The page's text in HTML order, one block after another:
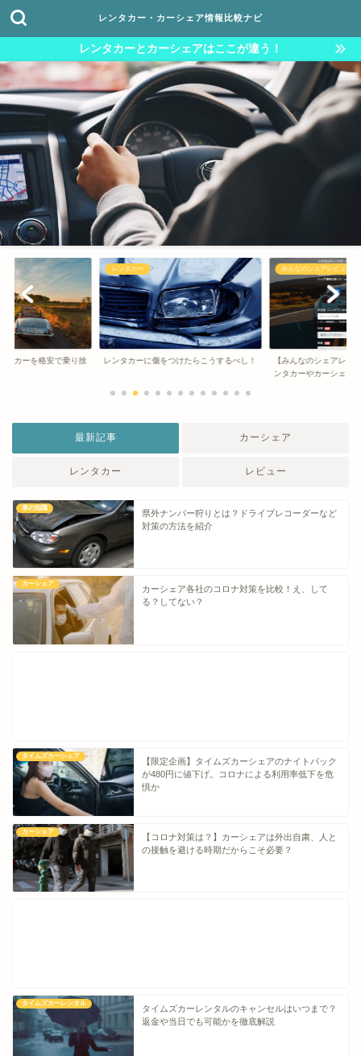
レンタカー・カーシェア情報比較ナビ
レンタカーとカーシェアはここが違う！
タカーを格安で乗り捨
レンタカー
レンタカーに傷をつけたらこうするべし！
みんなのシェアレビュー
【みんなのシェアレビ
ンタカーやカーシェ...
最新記事 カーシェア
レンタカー レビュー
車の知識
県外ナンバー狩りとは？ドライブレコーダーなど
対策の方法を紹介
カーシェア
カーシェア各社のコロナ対策を比較！え、して
る？してない？
タイムズカーシェア
【限定企画】タイムズカーシェアのナイトパック
が480円に値下げ。コロナによる利用率低下を危
惧か
カーシェア
【コロナ対策は？】カーシェアは外出自粛、人と
の接触を避ける時期だからこそ必要？
タイムズカーレンタル
タイムズカーレンタルのキャンセルはいつまで？
返金や当日でも可能かを徹底解説